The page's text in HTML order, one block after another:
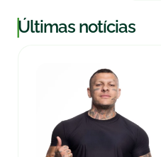
|Últimas notícias